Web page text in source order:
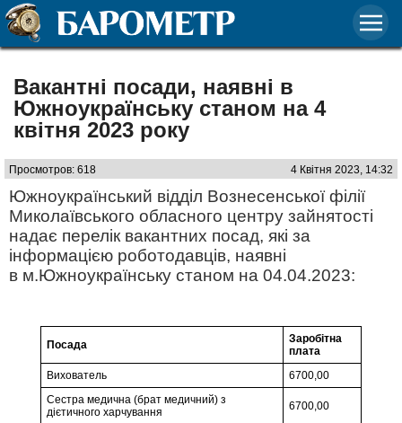
Вакантні посади, наявні в
Южноукраїнську станом на 4
квітня 2023 року
Просмотров: 618 4 Квітня 2023, 14:32
Южноукраїнський відділ Вознесенської філії
Миколаївського обласного центру зайнятості
надає перелік вакантних посад, які за
інформацією роботодавців, наявні
в м.Южноукраїнську станом на 04.04.2023:
Посада
Заробітна
плата
Вихователь
6700,00
Сестра медична (брат медичний) з
дієтичного харчування
6700,00